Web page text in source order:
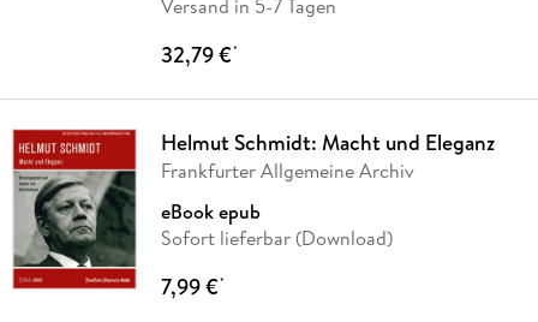
Versand in 5-7 Tagen
32,79 €*
Helmut Schmidt: Macht und Eleganz
Frankfurter Allgemeine Archiv
eBook epub
Sofort lieferbar (Download)
7,99 €*